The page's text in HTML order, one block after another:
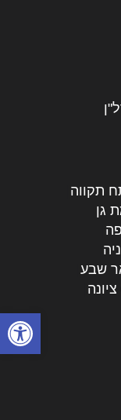
פתח
תקווה
גן
שבע